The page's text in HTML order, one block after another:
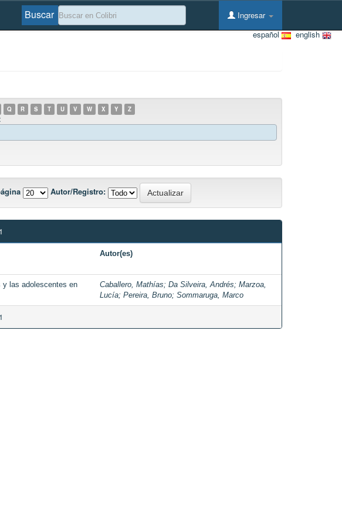
Ingresar
Buscar
english
español
Q R S T U V W X Y Z
Autor/Registro:
Autor(es)
y las adolescentes en
Caballero, Mathías; Da Silveira, Andrés; Marzoa,
Lucía; Pereira, Bruno; Sommaruga, Marco